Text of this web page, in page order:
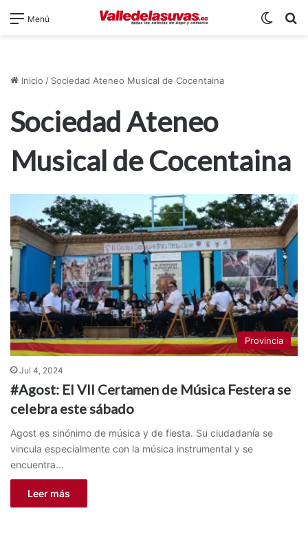
Menú
Inicio / Sociedad Ateneo Musical de Cocentaina
Sociedad Ateneo
Musical de Cocentaina
Provincia
Jul 4, 2024
#Agost: El VII Certamen de Música Festera se
celebra este sábado
Agost es sinónimo de música y de fiesta. Su ciudadanía se
vincula especialmente con la música instrumental y se
encuentra…
Leer más